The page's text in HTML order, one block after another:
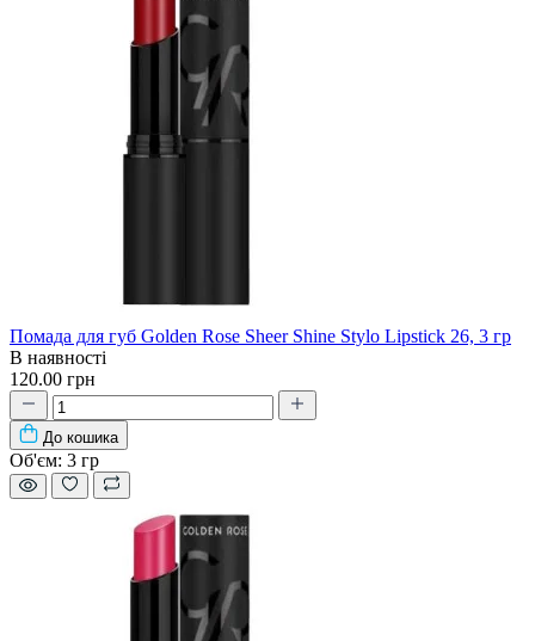
Помада для губ Golden Rose Sheer Shine Stylo Lipstick 26, 3 гр
В наявності
120.00 грн
До кошика
Об'єм: 3 гр